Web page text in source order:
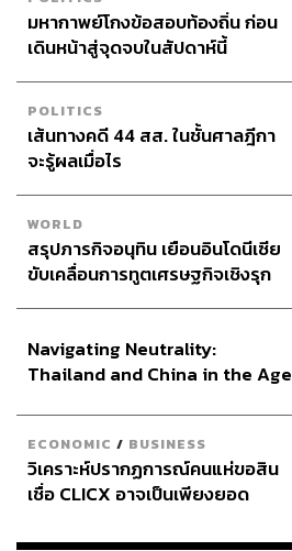
มหากาพย์โกงข้อสอบท้องถิ่น ก่อน
เดินหน้าสู่จุดจบในสัปดาห์นี้
POLITICS
เส้นทางคดี 44 สส. ในชั้นศาลฎีกา
จะรู้ผลเมื่อไร
WORLD
สรุปภารกิจอนุทิน เยือนอินโดนีเซีย
ขับเคลื่อนการทูตเศรษฐกิจเชิงรุก
Navigating Neutrality:
Thailand and China in the Age
ECONOMIC / BUSINESS
วิเคราะห์ปรากฏการณ์คนแห่ขอสิน
เชื่อ CLICX อาจเป็นเพียงยอด
เรือนไทยที่ถูกซุกไว้